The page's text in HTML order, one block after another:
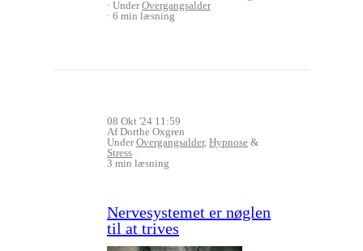
UnderOvergangsalder
6 min læsning
08 Okt '24 11:59
Af Dorthe Oxgren
UnderOvergangsalder, Hypnose &
Stress
3 min læsning
Nervesystemet er nøglen
til at trives